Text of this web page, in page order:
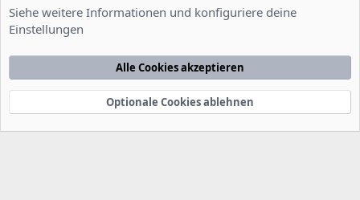
Nutzungsbedingungen Datenschutzerklärung
Startseite
e
Community platform by XenForo® © 2010-2022 XenForo Ltd.
xenDach©2010-2014
Siehe weitere Informationen und konfiguriere deine
Einstellungen
Alle Cookies akzeptieren
Optionale Cookies ablehnen